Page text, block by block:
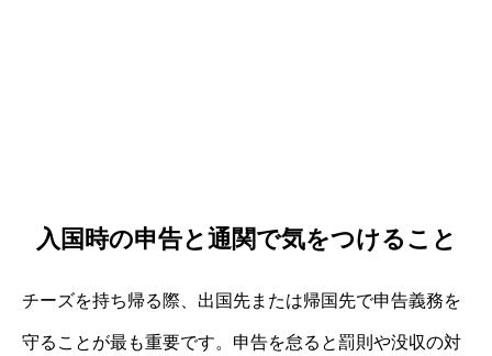
入国時の申告と通関で気をつけること
チーズを持ち帰る際、出国先または帰国先で申告義務を
守ることが最も重要です。申告を怠ると罰則や没収の対